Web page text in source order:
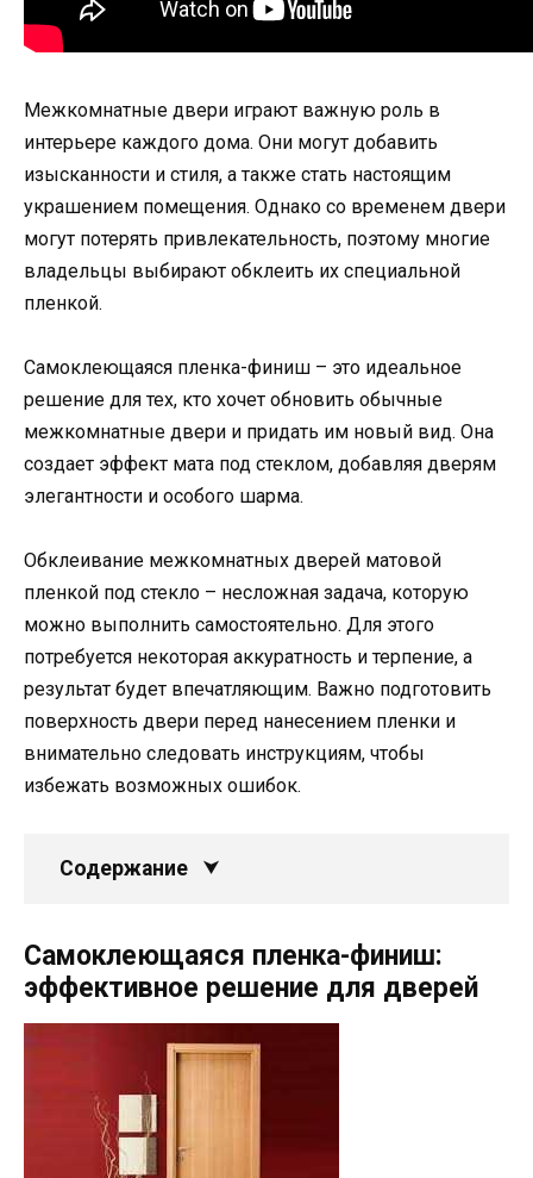
Межкомнатные двери играют важную роль в
интерьере каждого дома. Они могут добавить
изысканности и стиля, а также стать настоящим
украшением помещения. Однако со временем двери
могут потерять привлекательность, поэтому многие
владельцы выбирают обклеить их специальной
пленкой.
Самоклеющаяся пленка-финиш – это идеальное
решение для тех, кто хочет обновить обычные
межкомнатные двери и придать им новый вид. Она
создает эффект мата под стеклом, добавляя дверям
элегантности и особого шарма.
Обклеивание межкомнатных дверей матовой
пленкой под стекло – несложная задача, которую
можно выполнить самостоятельно. Для этого
потребуется некоторая аккуратность и терпение, а
результат будет впечатляющим. Важно подготовить
поверхность двери перед нанесением пленки и
внимательно следовать инструкциям, чтобы
избежать возможных ошибок.
Содержание
Самоклеющаяся пленка-финиш:
эффективное решение для дверей